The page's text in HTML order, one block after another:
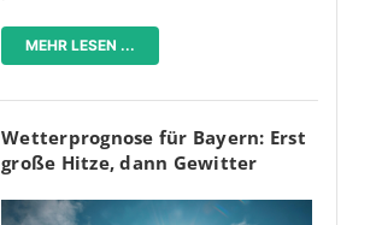
MEHR LESEN ...
Wetterprognose für Bayern: Erst
große Hitze, dann Gewitter